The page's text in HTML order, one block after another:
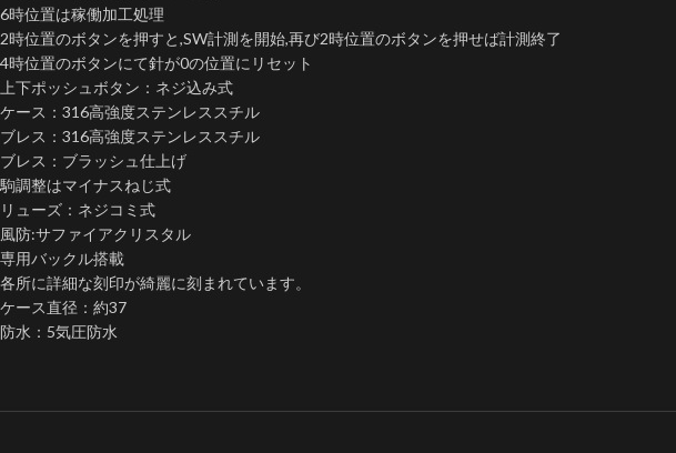
6時位置は稼働加工処理
2時位置のボタンを押すと,SW計測を開始,再び2時位置のボタンを押せば計測終了
4時位置のボタンにて針が0の位置にリセット
上下ポッシュボタン：ネジ込み式
ケース：316高強度ステンレススチル
ブレス：316高強度ステンレススチル
ブレス：ブラッシュ仕上げ
駒調整はマイナスねじ式
リューズ：ネジコミ式
風防:サファイアクリスタル
専用バックル搭載
各所に詳細な刻印が綺麗に刻まれています。
ケース直径：約37
防水：5気圧防水